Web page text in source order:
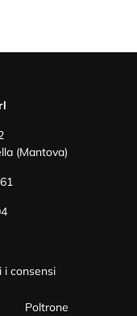
(Mantova)
i consensi
Poltrone